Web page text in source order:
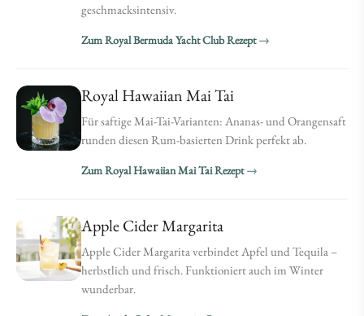
geschmacksintensiv.
Zum Royal Bermuda Yacht Club Rezept
Royal Hawaiian Mai Tai
Für saftige Mai-Tai-Varianten: Ananas- und Orangensaft
runden diesen Rum-basierten Drink perfekt ab.
Zum Royal Hawaiian Mai Tai Rezept
Apple Cider Margarita
Apple Cider Margarita verbindet Apfel und Tequila –
herbstlich und frisch. Funktioniert auch im Winter
wunderbar.